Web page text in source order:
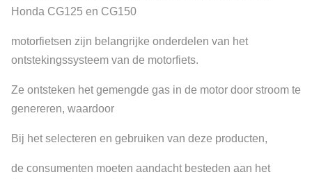
Honda CG125 en CG150
motorfietsen zijn belangrijke onderdelen van het
ontstekingssysteem van de motorfiets.
Ze ontsteken het gemengde gas in de motor door stroom te
genereren, waardoor
Bij het selecteren en gebruiken van deze producten,
de consumenten moeten aandacht besteden aan het